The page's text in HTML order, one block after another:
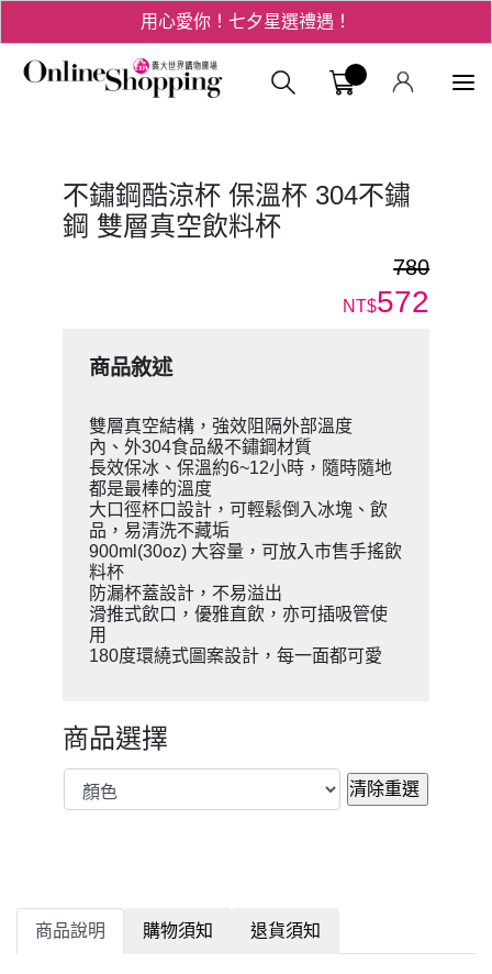
用心愛你！七夕星選禮遇！
3折起！德國工藝精品 AIGNER 流量款
爸氣十足 - 父親節精選專區
義大購物
不鏽鋼酷涼杯 保溫杯 304不鏽
鋼 雙層真空飲料杯
780
NT$572
商品敘述
雙層真空結構，強效阻隔外部溫度
內、外304食品級不鏽鋼材質
長效保冰、保溫約6~12小時，隨時隨地
都是最棒的溫度
大口徑杯口設計，可輕鬆倒入冰塊、飲
品，易清洗不藏垢
900ml(30oz) 大容量，可放入市售手搖飲
料杯
防漏杯蓋設計，不易溢出
滑推式飲口，優雅直飲，亦可插吸管使
用
180度環繞式圖案設計，每一面都可愛
商品選擇
商品說明 購物須知 退貨須知